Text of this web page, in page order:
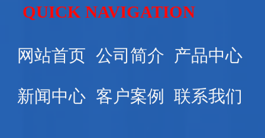
QUICK NAVIGATION
网站首页 公司简介 产品中心
新闻中心 客户案例 联系我们